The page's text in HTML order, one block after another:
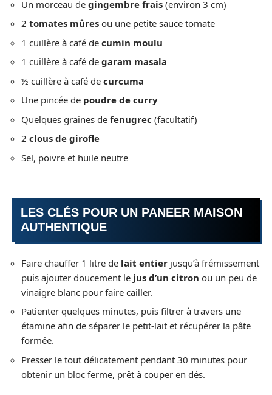
Un morceau de gingembre frais (environ 3 cm)
2 tomates mûres ou une petite sauce tomate
1 cuillère à café de cumin moulu
1 cuillère à café de garam masala
½ cuillère à café de curcuma
Une pincée de poudre de curry
Quelques graines de fenugrec (facultatif)
2 clous de girofle
Sel, poivre et huile neutre
LES CLÉS POUR UN PANEER MAISON
AUTHENTIQUE
Faire chauffer 1 litre de lait entier jusqu’à frémissement
puis ajouter doucement le jus d’un citron ou un peu de
vinaigre blanc pour faire cailler.
Patienter quelques minutes, puis filtrer à travers une
étamine afin de séparer le petit-lait et récupérer la pâte
formée.
Presser le tout délicatement pendant 30 minutes pour
obtenir un bloc ferme, prêt à couper en dés.